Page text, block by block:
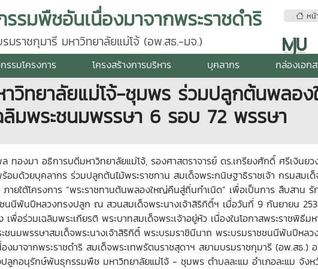
หน้
รมพืชอันเนื่องมาจากพระราชดำริ
มราชกุมารี มหาวิทยาลัยแม่โจ้ (อพ.สธ.-มจ.)
รรมโครงการ โครงสร้างการบริหาร บุคลากร กล่องเอก
วิทยาลัยแม่โจ้-ชุมพร ร่วมปลูกต้นพลอง
ลิมพระชนมพรรษา 6 รอบ 72 พรรษา
องมา อธิการบดีมหาวิทยาลัยแม่โจ้, รองศาสตราจารย์ ดร.เกรียงศักดิ์ ศรีเงินย
ด้วยบุคลากร ร่วมปลูกต้นไม้พระราชทาน สมเด็จพระกนิษฐาธิราชเจ้า กรมสมเด็
ายใต้โครงการ “พระราชทานต้นพลองใหญ่คืนสู่ถิ่นกำเนิด” เพื่อเป็นการ สืบสาน
นนีพันปีหลวงทรงปลูก ณ สวนสมเด็จพระนางเจ้าสิริกิติ์ฯ เมื่อวันที่ 9 กันยายน
อร่วมเฉลิมพระเกียรติ พระบาทสมเด็จพระเจ้าอยู่หัว เนื่องในโอกาสพระราชพิธี
ชนมพรรษาสมเด็จพระนางเจ้าสิริกิติ์ พระบรมราชินีนาถ พระบรมราชชนนีพันปีหล
มาจากพระราชดำริ สมเด็จพระเทพรัตนราชสุดาฯ สยามบรมราชกุมารี (อพ.สธ.) อ
ลูกอนุรักษ์พันธุกรรมพืช มหาวิทยาลัยแม่โจ้ - ชุมพร ตำบลละแม อำเภอละแม จัง